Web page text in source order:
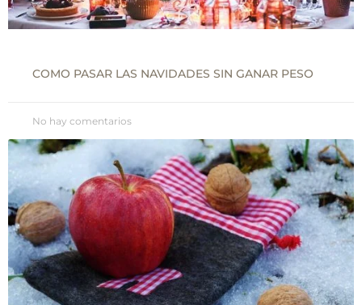
COMO PASAR LAS NAVIDADES SIN GANAR PESO
No hay comentarios